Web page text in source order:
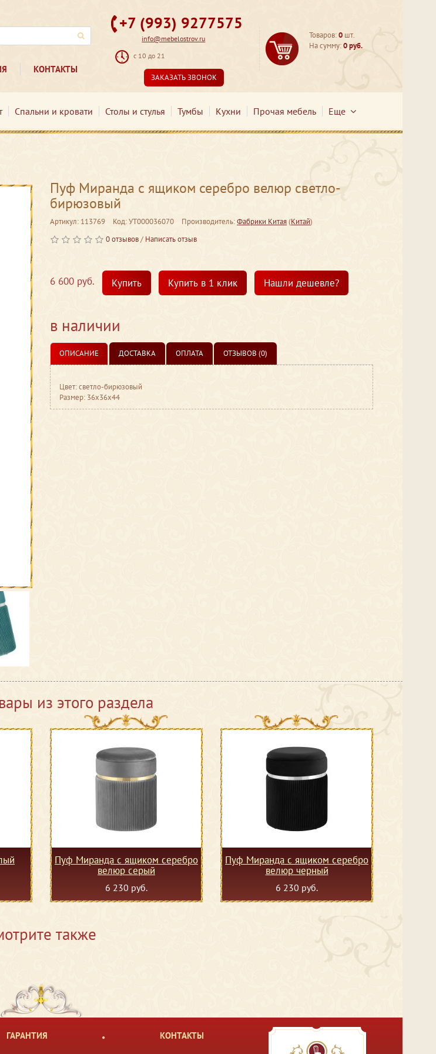
КОНТАКТЫ
+7 (993) 9277575
info@mebelostrov.ru
с 10 до 21
ЗАКАЗАТЬ ЗВОНОК
Товаров:0 шт.
На сумму:0 руб.
Спальни и кровати Столы и стулья Тумбы Кухни Прочая мебель Еще
Пуф Миранда с ящиком серебро велюр светло-
бирюзовый
Артикул: 113769 Код: УТ000036070 Производитель:Фабрики Китая(Китай)
0 отзывов/ Написать отзыв
6 600 руб. Купить Купить в 1 клик Нашли дешевле?
в наличии
ОПИСАНИЕ ДОСТАВКА ОПЛАТА ОТЗЫВОВ (0)
Цвет: светло-бирюзовый
Размер: 36x36x44
из этого раздела
Пуф Миранда с ящиком серебро
велюр серый
6 230 руб.
Пуф Миранда с ящиком серебро
велюр черный
6 230 руб.
также
ГАРАНТИЯ КОНТАКТЫ